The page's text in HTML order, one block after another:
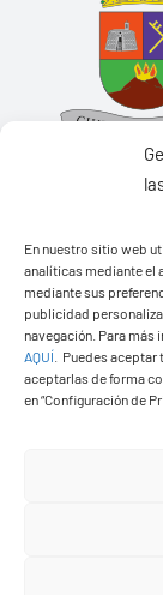
En nuestro sitio web
analíticas mediante el
mediante sus
publicidad
navegación. Para
AQUÍ
Puedes aceptar
aceptarlas de forma
en “Configuración de
Ayuntamiento
Pza. de Los
35570 – Yaiza
Tel:928 83 62
©